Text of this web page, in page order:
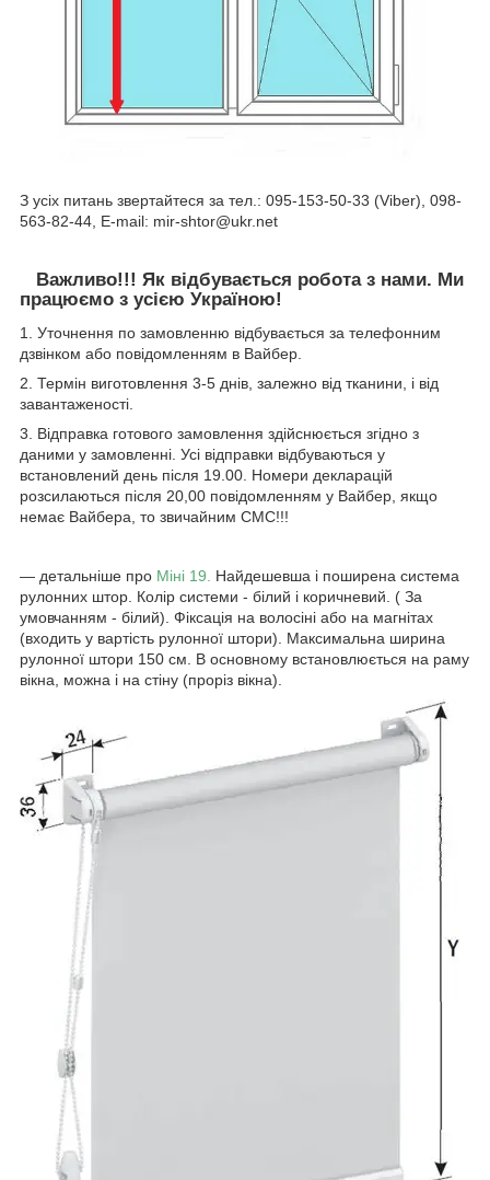
З усіх питань звертайтеся за тел.: 095-153-50-33 (Viber), 098-
563-82-44, E-mail: mir-shtor@ukr.net
Важливо!!! Як відбувається робота з нами. Ми
працюємо з усією Україною!
1. Уточнення по замовленню відбувається за телефонним
дзвінком або повідомленням в Вайбер.
2. Термін виготовлення 3-5 днів, залежно від тканини, і від
завантаженості.
3. Відправка готового замовлення здійснюється згідно з
даними у замовленні. Усі відправки відбуваються у
встановлений день після 19.00. Номери декларацій
розсилаються після 20,00 повідомленням у Вайбер, якщо
немає Вайбера, то звичайним СМС!!!
― детальніше про Міні 19. Найдешевша і поширена система
рулонних штор. Колір системи - білий і коричневий. ( За
умовчанням - білий). Фіксація на волосіні або на магнітах
(входить у вартість рулонної штори). Максимальна ширина
рулонної штори 150 см. В основному встановлюється на раму
вікна, можна і на стіну (проріз вікна).